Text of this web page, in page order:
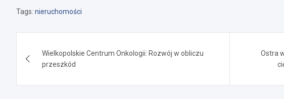
Tags: nieruchomości
wpisu
Wielkopolskie Centrum Onkologii: Rozwój w obliczu
przeszkód
Ostra